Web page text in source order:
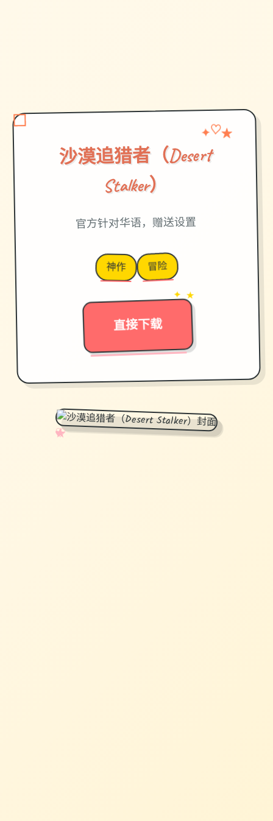
沙漠追猎者（Desert
Stalker）
✦♡★
官方针对华语，赠送设置
神作 冒险
直接下载
→
✦ ★
✧
♡
★
♥